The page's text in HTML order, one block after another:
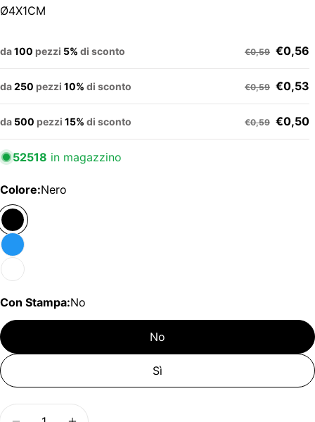
Ø4X1CM
da100 pezzi 5% di sconto €0,59 €0,56
da250 pezzi 10% di sconto €0,59 €0,53
da 500 pezzi 15% di sconto €0,59 €0,50
52518 in magazzino
Colore:Nero
Con Stampa:No
No
Sì